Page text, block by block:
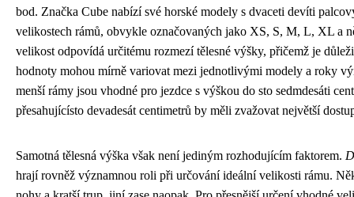
bod. Značka Cube nabízí své horské modely s dvaceti devíti
velikostech rámů, obvykle označovaných jako XS, S, M, L, XL a
velikost odpovídá určitému rozmezí tělesné výšky, přičemž je
hodnoty mohou mírně variovat mezi jednotlivými modely a roky
menší rámy jsou vhodné pro jezdce s výškou do sto sedmdesáti
přesahujícísto devadesát centimetrů by měli zvažovat největší
Samotná tělesná výška však není jediným rozhodujícím faktorem.
hrají rovněž významnou roli při určování ideální velikosti rámu.